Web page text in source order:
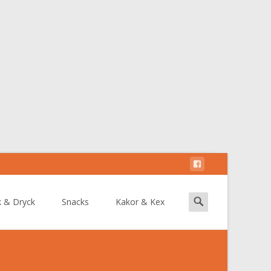
& Dryck Snacks Kakor & Kex
Search
for: